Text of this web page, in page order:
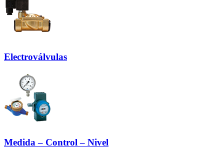
Electroválvulas
Medida – Control – Nivel